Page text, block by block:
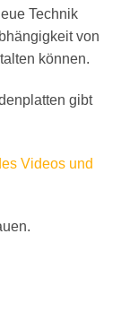
Technik
von
können.
gibt
Videos und